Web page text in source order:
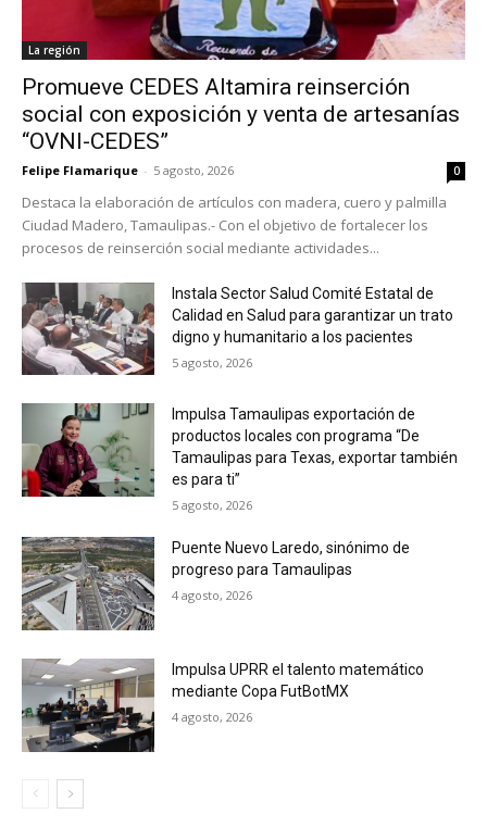
La región
Promueve CEDES Altamira reinserción
social con exposición y venta de artesanías
“OVNI-CEDES”
Felipe Flamarique - 5 agosto, 2026 0
Destaca la elaboración de artículos con madera, cuero y palmilla
Ciudad Madero, Tamaulipas.- Con el objetivo de fortalecer los
procesos de reinserción social mediante actividades...
Instala Sector Salud Comité Estatal de
Calidad en Salud para garantizar un trato
digno y humanitario a los pacientes
5 agosto, 2026
Impulsa Tamaulipas exportación de
productos locales con programa “De
Tamaulipas para Texas, exportar también
es para ti”
5 agosto, 2026
Puente Nuevo Laredo, sinónimo de
progreso para Tamaulipas
4 agosto, 2026
Impulsa UPRR el talento matemático
mediante Copa FutBotMX
4 agosto, 2026